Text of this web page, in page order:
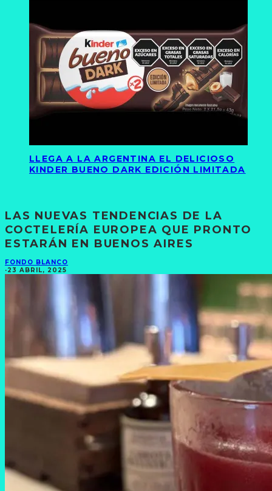
LLEGA A LA ARGENTINA EL DELICIOSO
KINDER BUENO DARK EDICIÓN LIMITADA
LAS NUEVAS TENDENCIAS DE LA
COCTELERÍA EUROPEA QUE PRONTO
ESTARÁN EN BUENOS AIRES
FONDO BLANCO
·23 ABRIL, 2025